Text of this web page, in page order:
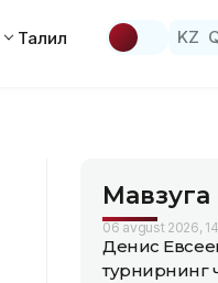
Таҳлил KZ
06 avgust 2026,
Денис
турнирнинг